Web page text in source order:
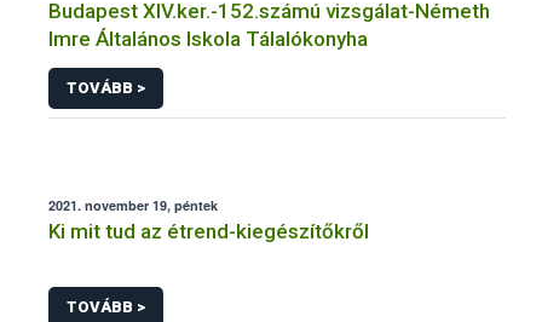
Budapest XIV.ker.-152.számú vizsgálat-Németh
Imre Általános Iskola Tálalókonyha
TOVÁBB >
2021. november 19, péntek
Ki mit tud az étrend-kiegészítőkről
TOVÁBB >